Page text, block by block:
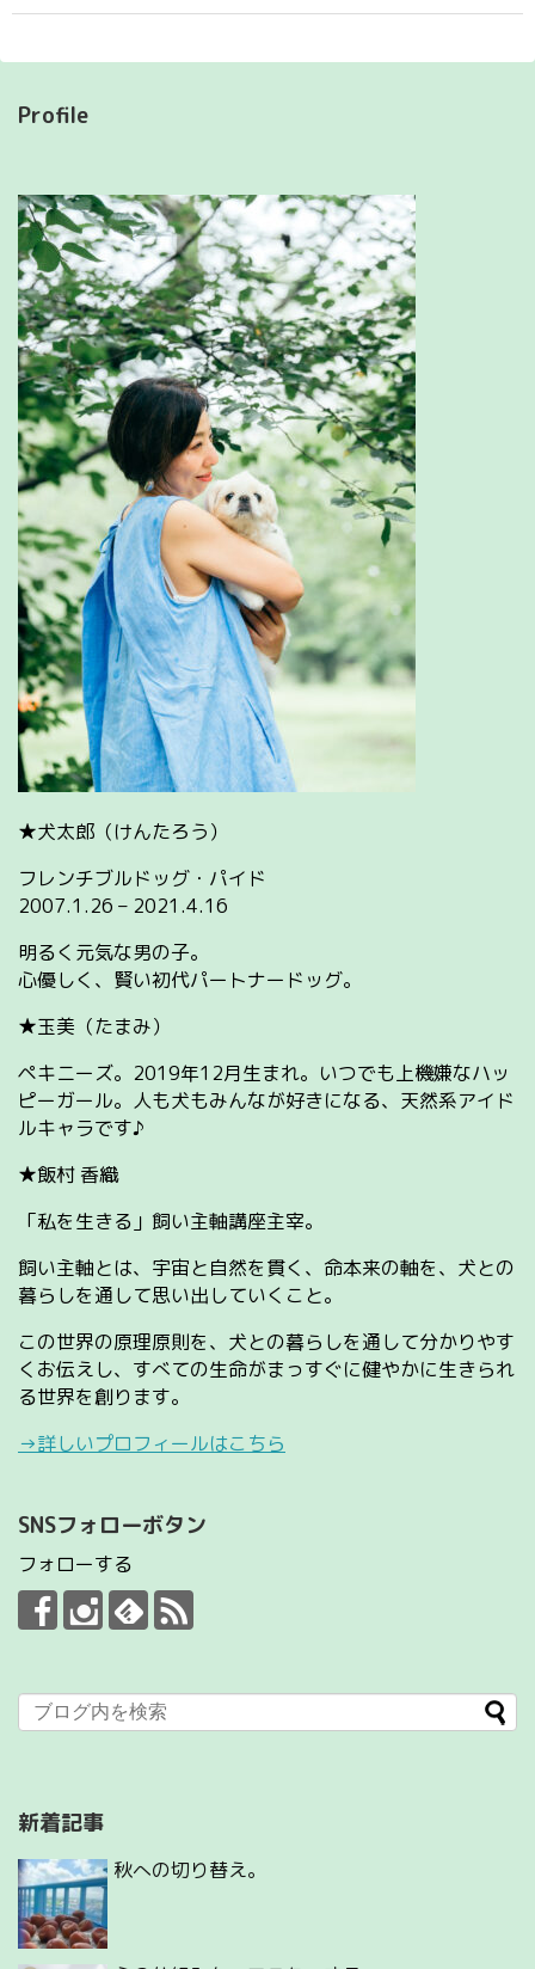
Profile
★犬太郎（けんたろう）
フレンチブルドッグ・パイド
2007.1.26 – 2021.4.16
明るく元気な男の子。
心優しく、賢い初代パートナードッグ。
★玉美（たまみ）
ペキニーズ。2019年12月生まれ。いつでも上機嫌なハッ
ピーガール。人も犬もみんなが好きになる、天然系アイド
ルキャラです♪
★飯村 香織
「私を生きる」飼い主軸講座主宰。
飼い主軸とは、宇宙と自然を貫く、命本来の軸を、犬との
暮らしを通して思い出していくこと。
この世界の原理原則を、犬との暮らしを通して分かりやす
くお伝えし、すべての生命がまっすぐに健やかに生きられ
る世界を創ります。
→詳しいプロフィールはこちら
SNSフォローボタン
フォローする
新着記事
秋への切り替え。